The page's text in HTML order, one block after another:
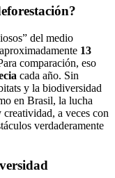
del medio
13
comparación, eso
cada año. Sin
y la biodiversidad
en Brasil, la lucha
creatividad, a veces con
verdaderamente